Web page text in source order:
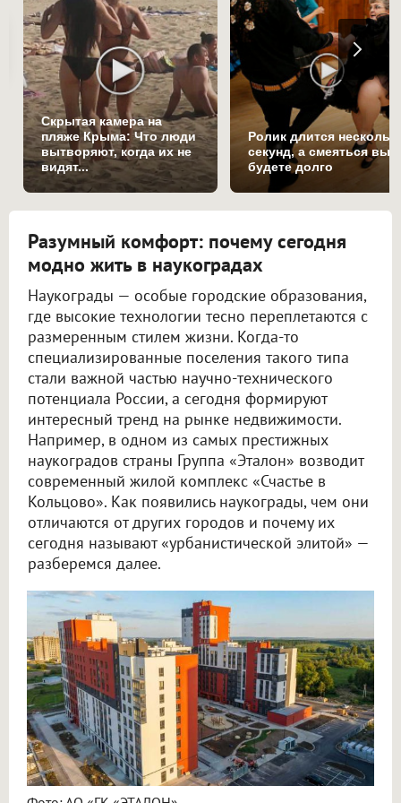
Скрытая камера на
пляже Крыма: Что люди
вытворяют, когда их не
видят...
Ролик длится
секунд, а смеяться вы
будете долго
Разумный комфорт: почему сегодня
модно жить в наукоградах
Наукограды — особые городские образования,
где высокие технологии тесно переплетаются с
размеренным стилем жизни. Когда-то
специализированные поселения такого типа
стали важной частью научно-технического
потенциала России, а сегодня формируют
интересный тренд на рынке недвижимости.
Например, в одном из самых престижных
наукоградов страны Группа «Эталон» возводит
современный жилой комплекс «Счастье в
Кольцово». Как появились наукограды, чем они
отличаются от других городов и почему их
сегодня называют «урбанистической элитой» —
разберемся далее.